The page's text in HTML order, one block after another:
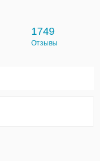
1749
Отзывы